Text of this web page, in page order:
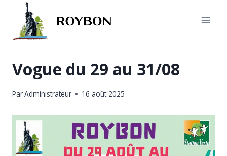
contenu
Vogue du 29 au 31/08
ParAdministrateur 16 août 2025